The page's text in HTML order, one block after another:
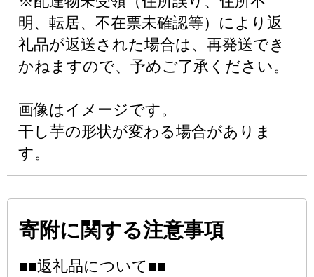
明、転居、不在票未確認等）により返
礼品が返送された場合は、再発送でき
かねますので、予めご了承ください。
画像はイメージです。
干し芋の形状が変わる場合がありま
す。
寄附に関する注意事項
■■返礼品について■■